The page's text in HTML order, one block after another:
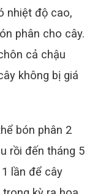
nhiệt độ cao,
phân cho cây.
cả chậu
không bị giá
bón phân 2
rồi đến tháng 5
lần để cây